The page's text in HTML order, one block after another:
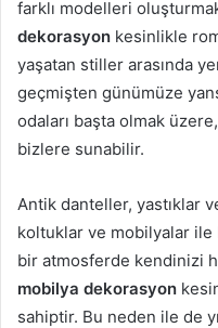
farklı modelleri
dekorasyon kesinlikle
yaşatan stiller arasında
geçmişten günümüze
odaları başta olmak
bizlere sunabilir.
Antik danteller, yastıklar
koltuklar ve mobilyalar
bir atmosferde kendinizi
mobilya dekorasyon
sahiptir. Bu neden ile de